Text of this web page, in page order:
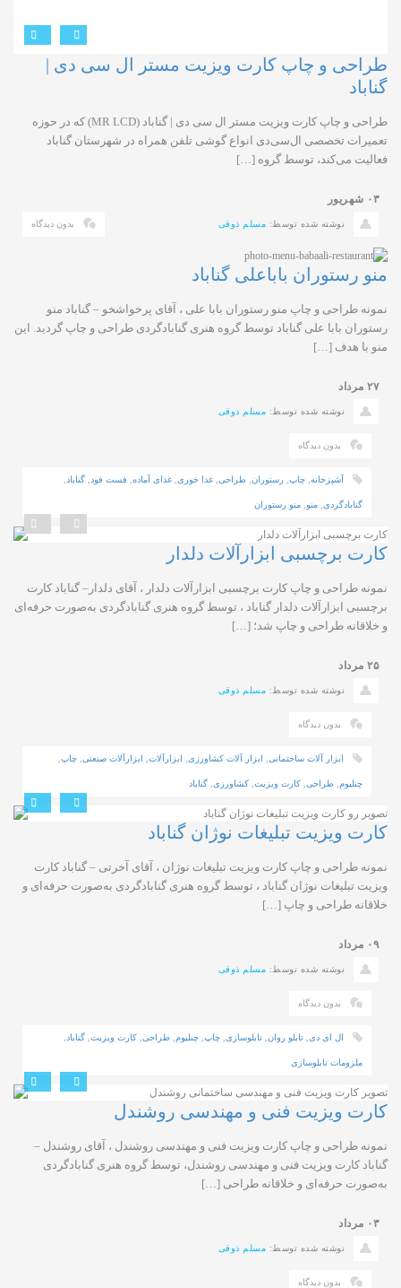
طراحی و چاپ کارت ویزیت مستر ال سی دی |
گناباد
طراحی و چاپ کارت ویزیت مستر ال سی دی | گناباد (MR LCD) که در حوزه
تعمیرات تخصصی ال‌سی‌دی انواع گوشی تلفن همراه در شهرستان گناباد
فعالیت می‌کند، توسط گروه […]
۰۳ شهریور
نوشته شده توسط: مسلم ذوقی بدون دیدگاه
منو رستوران باباعلی گناباد
نمونه طراحی و چاپ منو رستوران بابا علی ، آقای پرخواشخو – گناباد منو
رستوران بابا علی گناباد توسط گروه هنری گنابادگردی طراحی و چاپ گردید. این
منو با هدف […]
۲۷ مرداد
نوشته شده توسط: مسلم ذوقی
بدون دیدگاه
آشپزخانه چاپ رستوران طراحی غذا خوری غذای آماده فست فود گناباد
گنابادگردی منو منو رستوران
کارت برچسبی ابزارآلات دلدار
نمونه طراحی و چاپ کارت برچسبی ابزارآلات دلدار ، آقای دلدار– گناباد کارت
برچسبی ابزارآلات دلدار گناباد ، توسط گروه هنری گنابادگردی به‌صورت حرفه‌ای
و خلاقانه طراحی و چاپ شد؛ […]
۲۵ مرداد
نوشته شده توسط: مسلم ذوقی
بدون دیدگاه
ابزار آلات ساختمانی ابزار آلات کشاورزی ابزارآلات ابزارآلات صنعتی چاپ
چنلیوم طراحی کارت ویزیت کشاورزی گناباد
کارت ویزیت تبلیغات نوژان گناباد
نمونه طراحی و چاپ کارت ویزیت تبلیغات نوژان ، آقای آخرتی – گناباد کارت
ویزیت تبلیغات نوژان گناباد ، توسط گروه هنری گنابادگردی به‌صورت حرفه‌ای و
خلاقانه طراحی و چاپ […]
۰۹ مرداد
نوشته شده توسط: مسلم ذوقی
بدون دیدگاه
ال ای دی تابلو روان تابلوسازی چاپ چنلیوم طراحی کارت ویزیت گناباد
ملزومات تابلوسازی
کارت ویزیت فنی و مهندسی روشندل
نمونه طراحی و چاپ کارت ویزیت فنی و مهندسی روشندل ، آقای روشندل –
گناباد کارت ویزیت فنی و مهندسی روشندل، توسط گروه هنری گنابادگردی
به‌صورت حرفه‌ای و خلاقانه طراحی […]
۰۳ مرداد
نوشته شده توسط: مسلم ذوقی
بدون دیدگاه